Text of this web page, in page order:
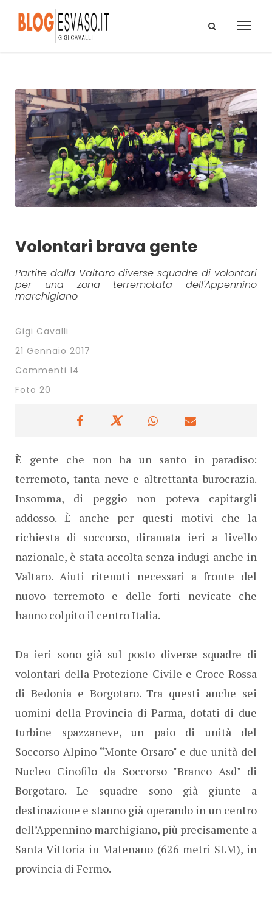
Volontari brava gente
Partite dalla Valtaro diverse squadre di volontari
per una zona terremotata dell'Appennino
marchigiano
Gigi Cavalli
21 Gennaio 2017
Commenti 14
Foto 20
È gente che non ha un santo in paradiso:
terremoto, tanta neve e altrettanta burocrazia.
Insomma, di peggio non poteva capitargli
addosso. È anche per questi motivi che la
richiesta di soccorso, diramata ieri a livello
nazionale, è stata accolta senza indugi anche in
Valtaro. Aiuti ritenuti necessari a fronte del
nuovo terremoto e delle forti nevicate che
hanno colpito il centro Italia.
Da ieri sono già sul posto diverse squadre di
volontari della Protezione Civile e Croce Rossa
di Bedonia e Borgotaro. Tra questi anche sei
uomini della Provincia di Parma, dotati di due
turbine spazzaneve, un paio di unità del
Soccorso Alpino “Monte Orsaro" e due unità del
Nucleo Cinofilo da Soccorso "Branco Asd" di
Borgotaro.Le squadre sono già giunte a
destinazione e stanno già operando in un centro
dell’Appennino marchigiano, più precisamente a
Santa Vittoria in Matenano (626 metri SLM), in
provincia di Fermo.